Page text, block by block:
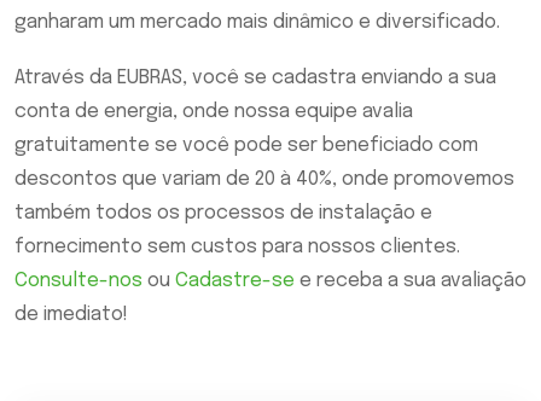
ganharam um mercado mais dinâmico e diversificado.
Através da EUBRAS, você se cadastra enviando a sua
conta de energia, onde nossa equipe avalia
gratuitamente se você pode ser beneficiado com
descontos que variam de 20 à 40%, onde promovemos
também todos os processos de instalação e
fornecimento sem custos para nossos clientes.
Consulte-nos ou Cadastre-se e receba a sua avaliação
de imediato!